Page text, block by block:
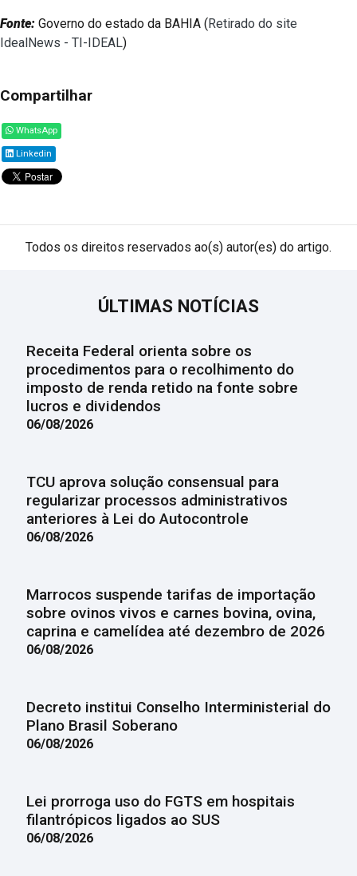
Fonte: Governo do estado da BAHIA (Retirado do site
IdealNews - TI-IDEAL)
Compartilhar
WhatsApp
Linkedin
Todos os direitos reservados ao(s) autor(es) do artigo.
ÚLTIMAS NOTÍCIAS
Receita Federal orienta sobre os
procedimentos para o recolhimento do
imposto de renda retido na fonte sobre
lucros e dividendos
06/08/2026
TCU aprova solução consensual para
regularizar processos administrativos
anteriores à Lei do Autocontrole
06/08/2026
Marrocos suspende tarifas de importação
sobre ovinos vivos e carnes bovina, ovina,
caprina e camelídea até dezembro de 2026
06/08/2026
Decreto institui Conselho Interministerial do
Plano Brasil Soberano
06/08/2026
Lei prorroga uso do FGTS em hospitais
filantrópicos ligados ao SUS
06/08/2026